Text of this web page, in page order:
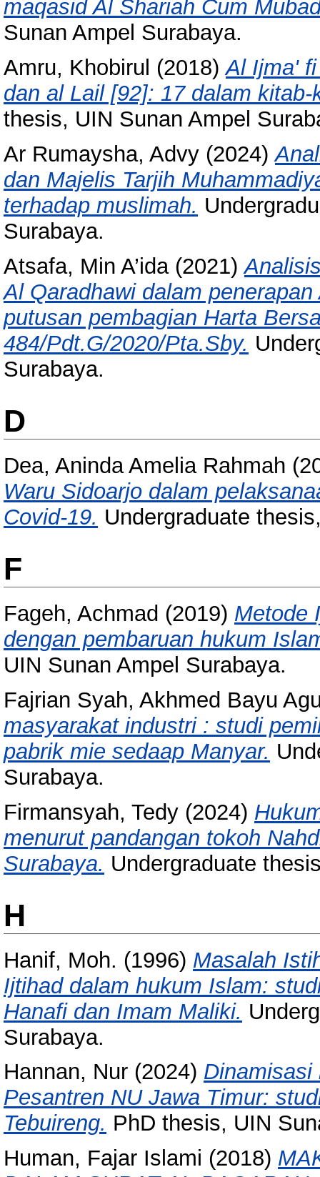
maqasid Al Shariah Cum
Sunan Ampel Surabaya.
Amru, Khobirul (2018)Al Ijma'
dan al Lail [92]: 17 dalam
thesis, UIN Sunan Ampel
Ar Rumaysha, Advy (2024)
dan Majelis Tarjih
terhadap muslimah.
Surabaya.
Atsafa, Min A’ida(2021)
Al Qaradhawi dalam
putusan pembagian Harta
484/Pdt.G/2020/Pta.Sby.
Surabaya.
D
Dea, Aninda Amelia Rahmah
Waru Sidoarjo dalam
Covid-19. Undergraduate
F
Fageh, Achmad (2019) Metode
dengan pembaruan hukum
UIN Sunan Ampel Surabaya.
Fajrian Syah, Akhmed Bayu
masyarakat industri : studi
pabrik mie sedaap Manyar.
Surabaya.
Firmansyah, Tedy (2024)
menurut pandangan tokoh
Surabaya. Undergraduate
H
Hanif, Moh. (1996) Masalah
Ijtihad dalam hukum Islam:
Hanafi dan Imam Maliki.
Surabaya.
Hannan, Nur (2024)
Pesantren NU Jawa Timur:
Tebuireng. PhD thesis, UIN
Human, Fajar Islami (2018)